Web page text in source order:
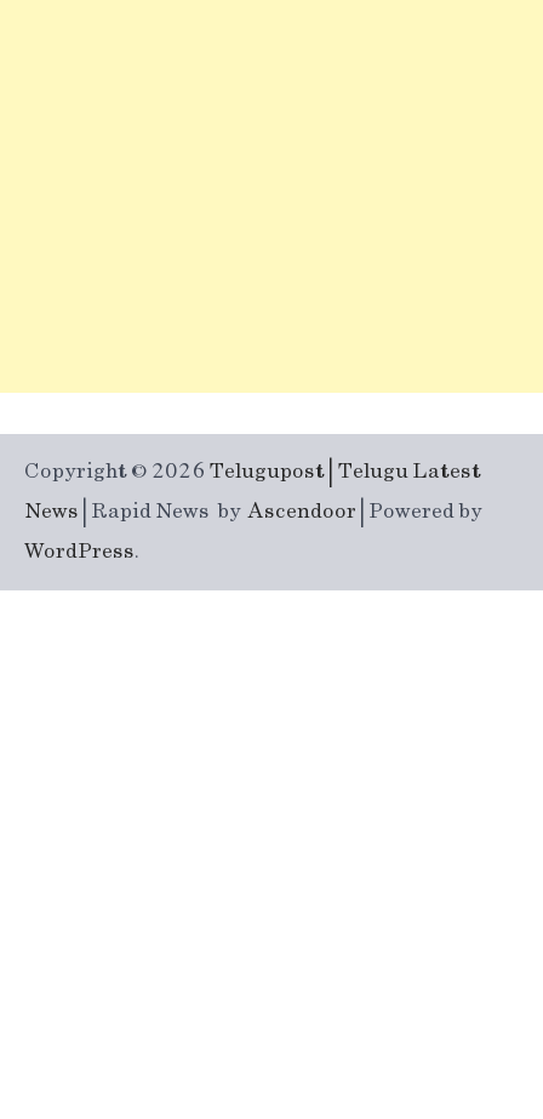
Copyright © 2026 Telugupost | Telugu Latest
News | Rapid News byAscendoor | Powered by
WordPress.